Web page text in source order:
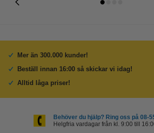
Mer än 300.000 kunder!
Beställ innan 16:00 så skickar vi idag!
Alltid låga priser!
Behöver du hjälp? Ring oss på 08-
Helgfria vardagar från kl. 9:00 till